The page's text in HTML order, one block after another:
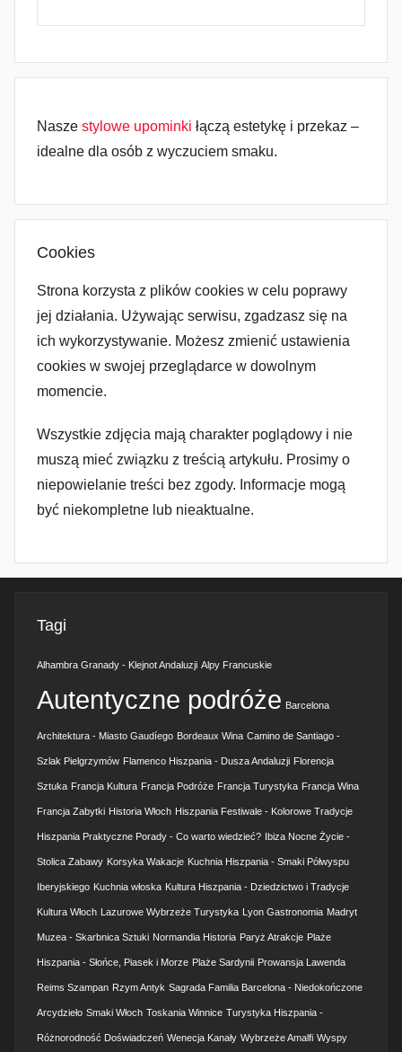
Nasze stylowe upominki łączą estetykę i przekaz –
idealne dla osób z wyczuciem smaku.
Cookies
Strona korzysta z plików cookies w celu poprawy
jej działania. Używając serwisu, zgadzasz się na
ich wykorzystywanie. Możesz zmienić ustawienia
cookies w swojej przeglądarce w dowolnym
momencie.
Wszystkie zdjęcia mają charakter poglądowy i nie
muszą mieć związku z treścią artykułu. Prosimy o
niepowielanie treści bez zgody. Informacje mogą
być niekompletne lub nieaktualne.
Tagi
Alhambra Granady - Klejnot Andaluzji Alpy Francuskie
Autentyczne podróże Barcelona
Architektura - Miasto Gaudíego Bordeaux Wina Camino de Santiago -
Szlak Pielgrzymów Flamenco Hiszpania - Dusza Andaluzji Florencja
Sztuka Francja Kultura Francja Podróże Francja Turystyka Francja Wina
Francja Zabytki Historia Włoch Hiszpania Festiwale - Kolorowe Tradycje
Hiszpania Praktyczne Porady - Co warto wiedzieć? Ibiza Nocne Życie -
Stolica Zabawy Korsyka Wakacje Kuchnia Hiszpania - Smaki Półwyspu
Iberyjskiego Kuchnia włoska Kultura Hiszpania - Dziedzictwo i Tradycje
Kultura Włoch Lazurowe Wybrzeże Turystyka Lyon Gastronomia Madryt
Muzea - Skarbnica Sztuki Normandia Historia Paryż Atrakcje Plaże
Hiszpania - Słońce, Piasek i Morze Plaże Sardynii Prowansja Lawenda
Reims Szampan Rzym Antyk Sagrada Familia Barcelona - Niedokończone
Arcydzieło Smaki Włoch Toskania Winnice Turystyka Hiszpania -
Różnorodność Doświadczeń Wenecja Kanały Wybrzeże Amalfi Wyspy